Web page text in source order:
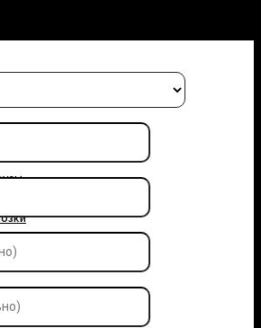
перевозки
перевозки